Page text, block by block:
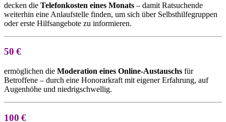
decken die Telefonkosten eines Monats – damit Ratsuchende
weiterhin eine Anlaufstelle finden, um sich über Selbsthilfegruppen
oder erste Hilfsangebote zu informieren.
50 €
ermöglichen die Moderation eines Online-Austauschs für
Betroffene – durch eine Honorarkraft mit eigener Erfahrung, auf
Augenhöhe und niedrigschwellig.
100 €